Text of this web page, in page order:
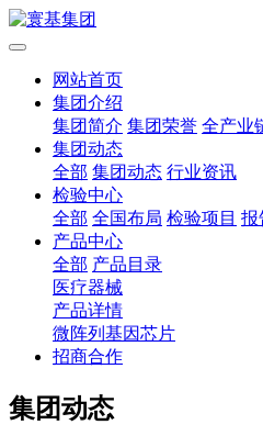
网站首页
集团介绍
集团简介 集团荣誉 全产业
集团动态
全部 集团动态 行业资讯
检验中心
全部 全国布局 检验项目 报
产品中心
全部 产品目录
医疗器械
产品详情
微阵列基因芯片
招商合作
集团动态